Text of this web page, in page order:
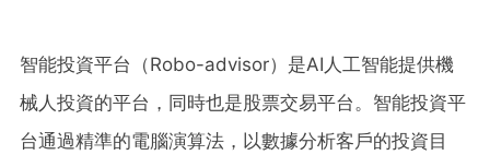
智能投資平台（Robo-advisor）是AI人工智能提供機
械人投資的平台，同時也是股票交易平台。智能投資平
台通過精準的電腦演算法，以數據分析客戶的投資目